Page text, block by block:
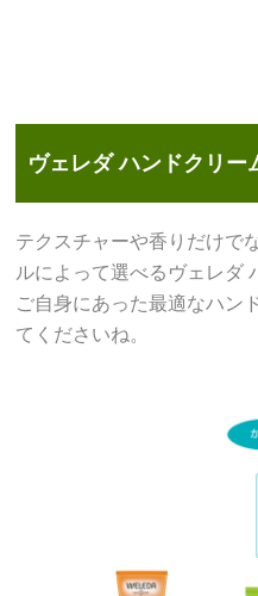
ヴェレダ ハンドクリー
テクスチャーや香りだけで
ルによって選べるヴェレダ
ご自身にあった最適なハン
てくださいね。